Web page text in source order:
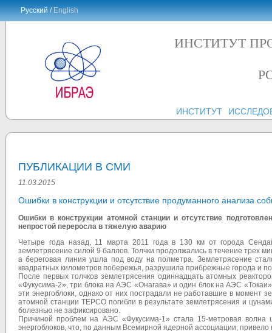
Русский /English
ИНСТИТУТ
ИНСТИТУТ
ПУБЛИКАЦИИ В СМИ
11.03.2015
Ошибки в конструкции и отсутствие продуманного анализа
Ошибки в конструкции атомной станции и отсутствие
непростой переросла в тяжелую аварию
Четыре года назад, 11 марта 2011 года в 130 км от города
землетрясение силой 9 баллов. Толчки продолжались в течение трех
а береговая линия ушла под воду на полметра. Землетрясение
квадратных километров побережья, разрушила прибрежные города и
После первых толчков землетрясения одиннадцать атомных
«Фукусима-2», три блока на АЭС «Онагава» и один блок на АЭС
эти энергоблоки, однако от них пострадали не работавшие в момент
атомной станции TEPCO погибли в результате землетрясения и
болезнью не зафиксировано.
Причиной проблем на АЭС «Фукусима-1» стала 15-метровая волна
энергоблоков, что, по данным Всемирной ядерной ассоциации,